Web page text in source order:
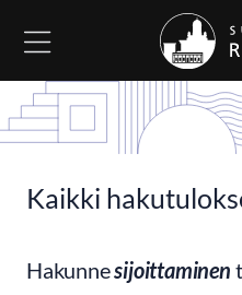
Kaikki
Hakunnesijoittaminen